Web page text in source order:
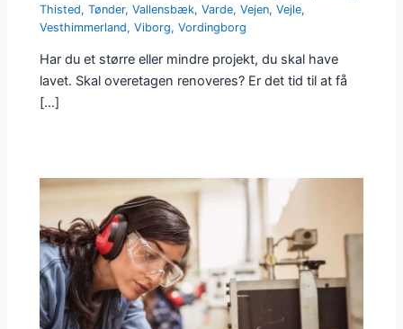
Thisted,Tønder,Vallensbæk,Varde,Vejen,Vejle,
Vesthimmerland,Viborg,Vordingborg
Har du et større eller mindre projekt, du skal have
lavet. Skal overetagen renoveres? Er det tid til at få
[…]